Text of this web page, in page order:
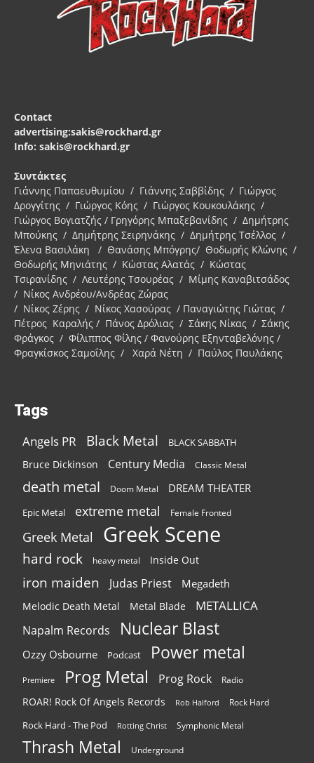
Contact
advertising:sakis@rockhard.gr
Info: sakis@rockhard.gr
Συντάκτες
Γιάννης Παπαευθυμίου / Γιάννης Σαββίδης / Γιώργος
Δρογγίτης / Γιώργος Κόης / Γιώργος Κουκουλάκης /
Γιώργος Βογιατζής / Γρηγόρης Μπαξεβανίδης / Δημήτρης
Μπούκης / Δημήτρης Σειρηνάκης / Δημήτρης Τσέλλος /
Έλενα Βασιλάκη / Θανάσης Μπόγρης/ Θοδωρής Κλώνης /
Θοδωρής Μηνιάτης / Κώστας Αλατάς / Κώστας
Τσιρανίδης / Λευτέρης Τσουρέας / Μίμης Καναβιτσάδος
/ Νίκος Ανδρέου/Ανδρέας Ζώρας
/ Νίκος Ζέρης / Νίκος Χασούρας / Παναγιώτης Γιώτας /
Πέτρος Καραλής / Πάνος Δρόλιας / Σάκης Νίκας / Σάκης
Φράγκος / Φίλιππος Φίλης / Φανούρης Εξηνταβελόνης /
Φραγκίσκος Σαμοΐλης / Χαρά Νέτη / Παύλος Παυλάκης
Tags
Angels PR Black Metal BLACK SABBATH
Bruce Dickinson Century Media Classic Metal
death metal Doom Metal DREAM THEATER
Epic Metal extreme metal Female Fronted
Greek Metal Greek Scene
hard rock heavy metal Inside Out
iron maiden Judas Priest Megadeth
Melodic Death Metal Metal Blade METALLICA
Napalm Records Nuclear Blast
Ozzy Osbourne Podcast Power metal
Premiere Prog Metal Prog Rock Radio
ROAR! Rock Of Angels Records Rob Halford Rock Hard
Rock Hard - The Pod Rotting Christ Symphonic Metal
Thrash Metal Underground